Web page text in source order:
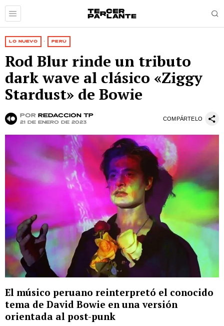
LO NUEVO · PERÚ
Rod Blur rinde un tributo
dark wave al clásico «Ziggy
Stardust» de Bowie
por Redacción TP
21 de enero de 2023
COMPÁRTELO
El músico peruano reinterpretó el conocido
tema de David Bowie en una versión
orientada al post-punk